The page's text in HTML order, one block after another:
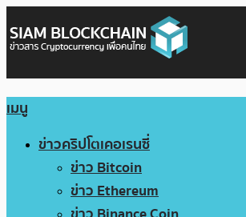
เมนู
ข่าวคริปโตเคอเรนซี่
ข่าว Bitcoin
ข่าว Ethereum